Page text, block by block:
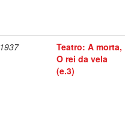
1937
Teatro: A morta,
O rei da vela
(e.3)